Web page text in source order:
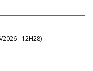
2026 - 12H28)